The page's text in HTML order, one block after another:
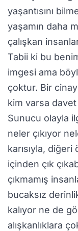
yaşantısını
yaşamın daha
çalışkan
Tabii ki bu
imgesi ama
çoktur. Bir
kim varsa davet
Sunucu olayla
neler çıkıyor
karısıyla,
içinden çık
çıkmamış
bucaksız
kalıyor ne de
alışkanlıklara